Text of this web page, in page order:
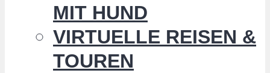
MIT HUND
VIRTUELLE REISEN &
TOUREN